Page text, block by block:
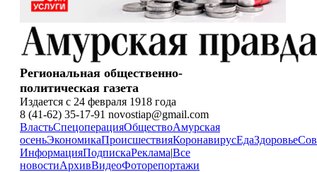
Региональная общественно-
политическая газета
Издается с 24 февраля 1918 года
8 (41-62) 35-17-91 novostiap@gmail.com
ВластьСпецоперацияОбществоАмурская
осеньЭкономикаПроисшествияКоронавирусЕдаЗдоровье
ИнформацияПодпискаРеклама|Все
новостиАрхивВидеоФоторепортажи